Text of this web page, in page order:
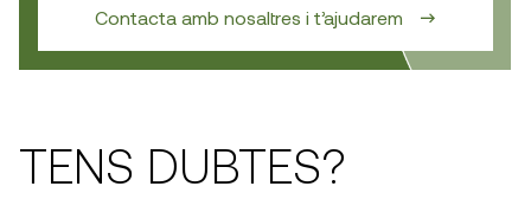
Contacta amb nosaltres i t’ajudarem
TENS DUBTES?